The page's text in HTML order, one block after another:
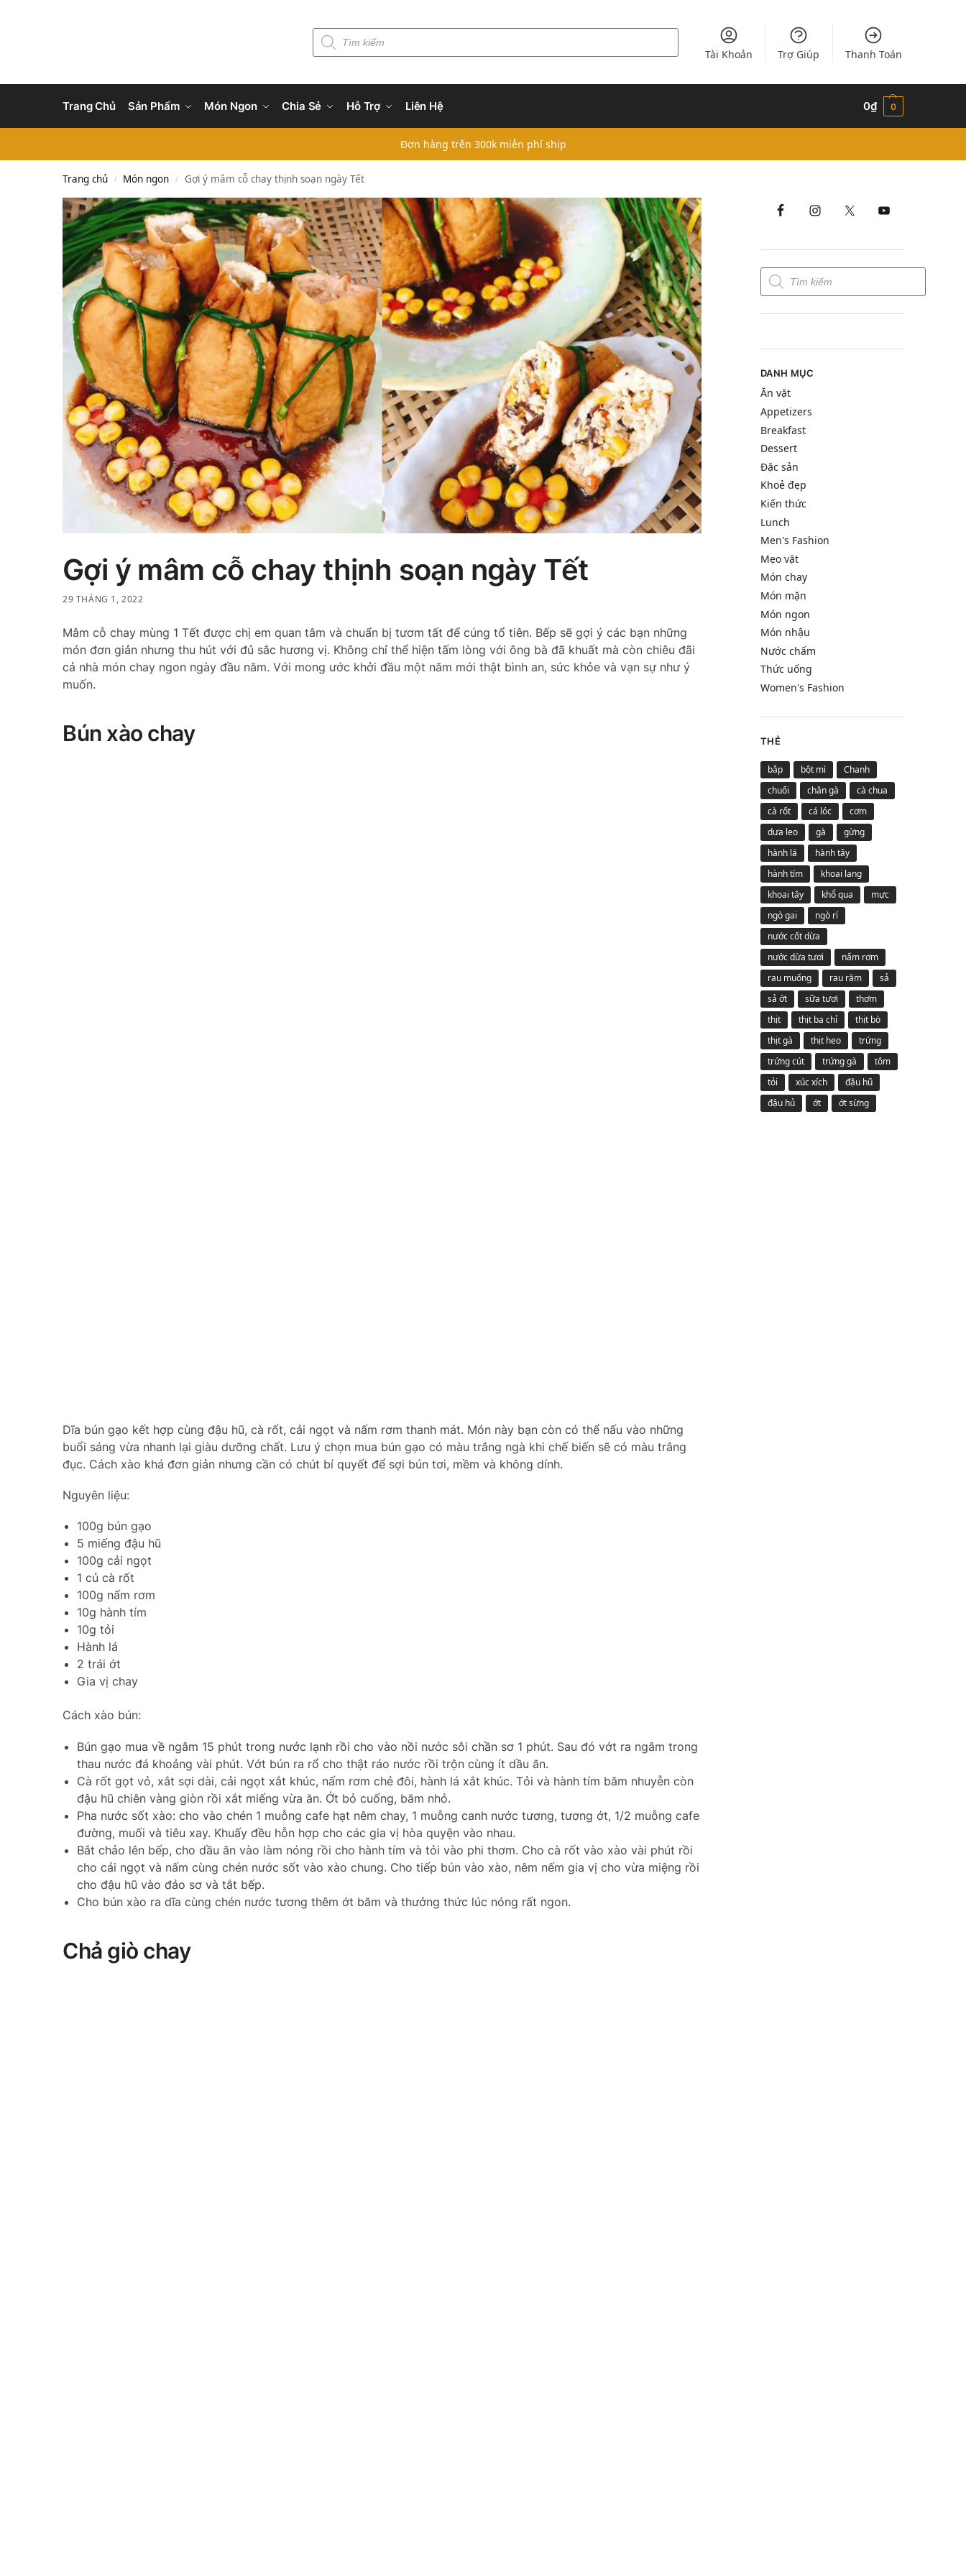
Tài Khoản Trợ Giúp Thanh Toán
Trang Chủ Sản Phẩm Món Ngon Chia Sẻ Hỗ Trợ Liên Hệ 0₫ 0
Đơn hàng trên 300k miễn phí ship
Trang chủ / Món ngon / Gợi ý mâm cỗ chay thịnh soạn ngày Tết
Gợi ý mâm cỗ chay thịnh soạn ngày Tết
29 THÁNG 1, 2022
Mâm cỗ chay mùng 1 Tết được chị em quan tâm và chuẩn bị tươm tất để cúng tổ tiên. Bếp sẽ gợi ý các bạn những
món đơn giản nhưng thu hút với đủ sắc hương vị. Không chỉ thể hiện tấm lòng với ông bà đã khuất mà còn chiêu đãi
cả nhà món chay ngon ngày đầu năm. Với mong ước khởi đầu một năm mới thật bình an, sức khỏe và vạn sự như ý
muốn.
Bún xào chay
Dĩa bún gạo kết hợp cùng đậu hũ, cà rốt, cải ngọt và nấm rơm thanh mát. Món này bạn còn có thể nấu vào những
buổi sáng vừa nhanh lại giàu dưỡng chất. Lưu ý chọn mua bún gạo có màu trắng ngà khi chế biến sẽ có màu trắng
đục. Cách xào khá đơn giản nhưng cần có chút bí quyết để sợi bún tơi, mềm và không dính.
Nguyên liệu:
100g bún gạo
5 miếng đậu hũ
100g cải ngọt
1 củ cà rốt
100g nấm rơm
10g hành tím
10g tỏi
Hành lá
2 trái ớt
Gia vị chay
Cách xào bún:
Bún gạo mua về ngâm 15 phút trong nước lạnh rồi cho vào nồi nước sôi chần sơ 1 phút. Sau đó vớt ra ngâm trong
thau nước đá khoảng vài phút. Vớt bún ra rổ cho thật ráo nước rồi trộn cùng ít dầu ăn.
Cà rốt gọt vỏ, xắt sợi dài, cải ngọt xắt khúc, nấm rơm chẻ đôi, hành lá xắt khúc. Tỏi và hành tím băm nhuyễn còn
đậu hũ chiên vàng giòn rồi xắt miếng vừa ăn. Ớt bỏ cuống, băm nhỏ.
Pha nước sốt xào: cho vào chén 1 muỗng cafe hạt nêm chay, 1 muỗng canh nước tương, tương ớt, 1/2 muỗng cafe
đường, muối và tiêu xay. Khuấy đều hỗn hợp cho các gia vị hòa quyện vào nhau.
Bắt chảo lên bếp, cho dầu ăn vào làm nóng rồi cho hành tím và tỏi vào phi thơm. Cho cà rốt vào xào vài phút rồi
cho cải ngọt và nấm cùng chén nước sốt vào xào chung. Cho tiếp bún vào xào, nêm nếm gia vị cho vừa miệng rồi
cho đậu hũ vào đảo sơ và tắt bếp.
Cho bún xào ra dĩa cùng chén nước tương thêm ớt băm và thưởng thức lúc nóng rất ngon.
Chả giò chay
DANH MỤC
Ăn vặt
Appetizers
Breakfast
Dessert
Đặc sản
Khoẻ đẹp
Kiến thức
Lunch
Men's Fashion
Mẹo vặt
Món chay
Món mặn
Món ngon
Món nhậu
Nước chấm
Thức uống
Women's Fashion
THẺ
bắp bột mì
Chanh
chuối
chân gà
cà chua
cà rốt
cá lóc
cơm
dưa leo
gà
gừng
hành lá
hành tây
hành tím
khoai lang
khoai tây
khổ qua
mực
ngò gai
ngò rí
nước cốt dừa
nước dừa tươi
nấm rơm
rau muống
rau răm
sả
sả ớt
sữa tươi
thơm
thịt
thịt ba chỉ
thịt bò
thịt gà
thịt heo
trứng
trứng cút
trứng gà
tôm
tỏi
xúc xích
đậu hũ
đậu hủ
ớt ớt sừng